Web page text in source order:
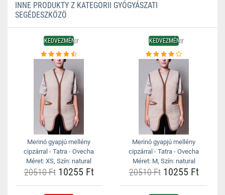
INNE PRODUKTY Z KATEGORII GYÓGYÁSZATI
SEGÉDESZKÖZÖ
KEDVEZMÉNY
Merinó gyapjú mellény
cipzárral - Tatra - Ovecha
Méret: XS, Szín: natural
20510 Ft10255 Ft
KEDVEZMÉNY
Merinó gyapjú mellény
cipzárral - Tatra - Ovecha
Méret: M, Szín: natural
20510 Ft10255 Ft